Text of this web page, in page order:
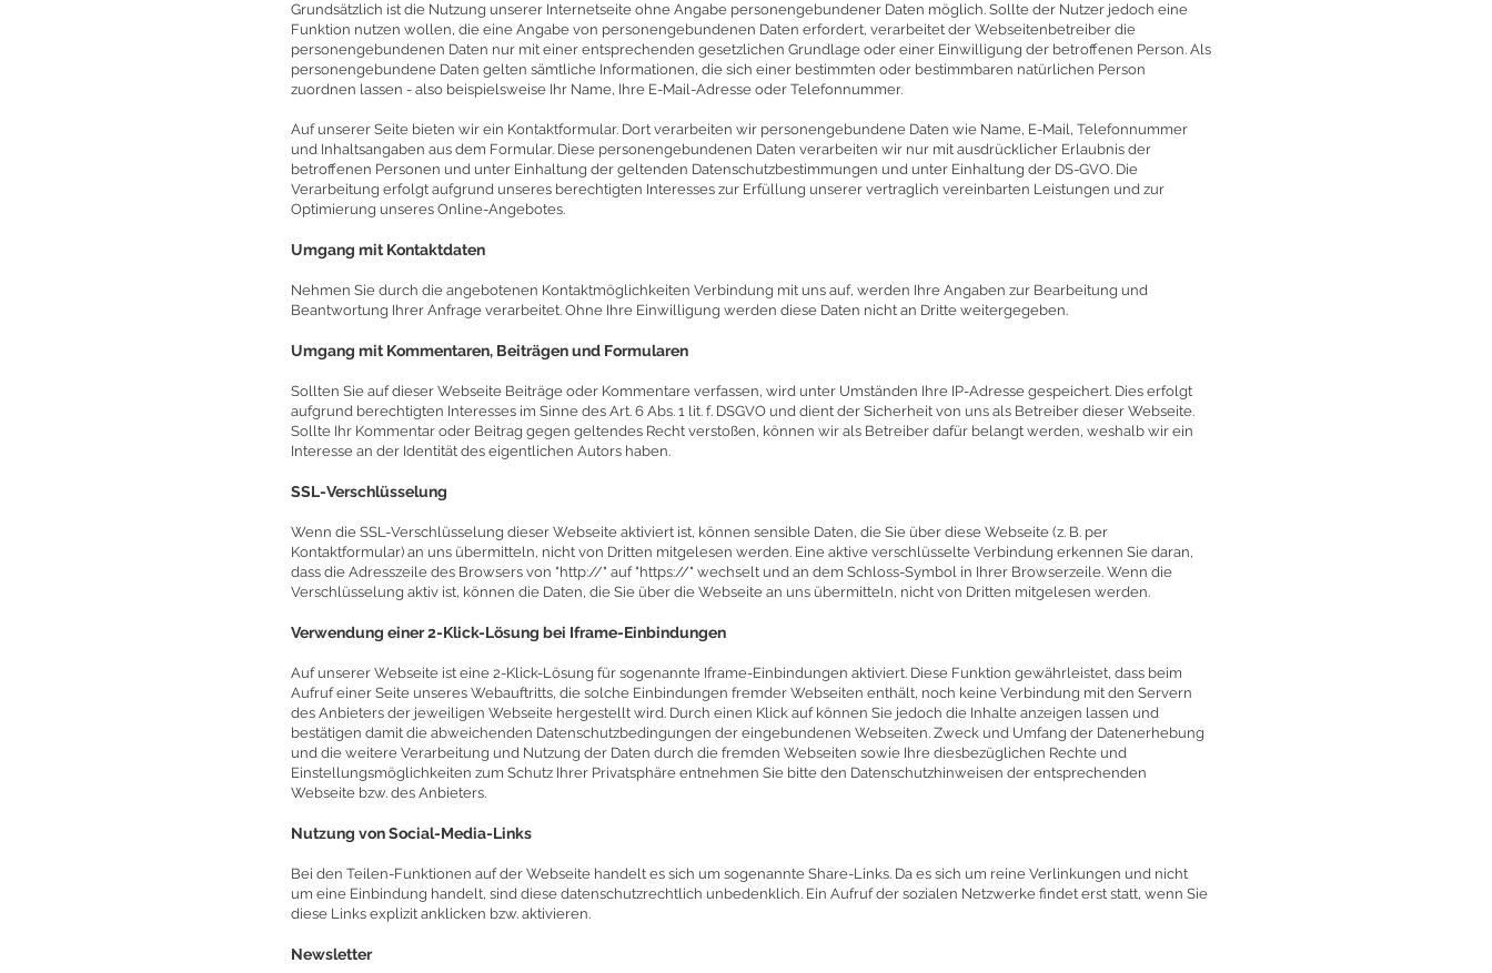
Grundsätzlich ist die Nutzung unserer Internetseite ohne Angabe personengebundener Daten möglich. Sollte der Nutzer jedoch eine
Funktion nutzen wollen, die eine Angabe von personengebundenen Daten erfordert, verarbeitet der Webseitenbetreiber die
personengebundenen Daten nur mit einer entsprechenden gesetzlichen Grundlage oder einer Einwilligung der betroffenen Person. Als
personengebundene Daten gelten sämtliche Informationen, die sich einer bestimmten oder bestimmbaren natürlichen Person
zuordnen lassen - also beispielsweise Ihr Name, Ihre E-Mail-Adresse oder Telefonnummer.
Auf unserer Seite bieten wir ein Kontaktformular. Dort verarbeiten wir personengebundene Daten wie Name, E-Mail, Telefonnummer
und Inhaltsangaben aus dem Formular. Diese personengebundenen Daten verarbeiten wir nur mit ausdrücklicher Erlaubnis der
betroffenen Personen und unter Einhaltung der geltenden Datenschutzbestimmungen und unter Einhaltung der DS-GVO. Die
Verarbeitung erfolgt aufgrund unseres berechtigten Interesses zur Erfüllung unserer vertraglich vereinbarten Leistungen und zur
Optimierung unseres Online-Angebotes.
Umgang mit Kontaktdaten
Nehmen Sie durch die angebotenen Kontaktmöglichkeiten Verbindung mit uns auf, werden Ihre Angaben zur Bearbeitung und
Beantwortung Ihrer Anfrage verarbeitet. Ohne Ihre Einwilligung werden diese Daten nicht an Dritte weitergegeben.
Umgang mit Kommentaren, Beiträgen und Formularen
Sollten Sie auf dieser Webseite Beiträge oder Kommentare verfassen, wird unter Umständen Ihre IP-Adresse gespeichert. Dies erfolgt
aufgrund berechtigten Interesses im Sinne des Art. 6 Abs. 1 lit. f. DSGVO und dient der Sicherheit von uns als Betreiber dieser Webseite.
Sollte Ihr Kommentar oder Beitrag gegen geltendes Recht verstoßen, können wir als Betreiber dafür belangt werden, weshalb wir ein
Interesse an der Identität des eigentlichen Autors haben.
SSL-Verschlüsselung
Wenn die SSL-Verschlüsselung dieser Webseite aktiviert ist, können sensible Daten, die Sie über diese Webseite (z. B. per
Kontaktformular) an uns übermitteln, nicht von Dritten mitgelesen werden. Eine aktive verschlüsselte Verbindung erkennen Sie daran,
dass die Adresszeile des Browsers von "http://" auf "https://" wechselt und an dem Schloss-Symbol in Ihrer Browserzeile. Wenn die
Verschlüsselung aktiv ist, können die Daten, die Sie über die Webseite an uns übermitteln, nicht von Dritten mitgelesen werden.
Verwendung einer 2-Klick-Lösung bei Iframe-Einbindungen
Auf unserer Webseite ist eine 2-Klick-Lösung für sogenannte Iframe-Einbindungen aktiviert. Diese Funktion gewährleistet, dass beim
Aufruf einer Seite unseres Webauftritts, die solche Einbindungen fremder Webseiten enthält, noch keine Verbindung mit den Servern
des Anbieters der jeweiligen Webseite hergestellt wird. Durch einen Klick auf können Sie jedoch die Inhalte anzeigen lassen und
bestätigen damit die abweichenden Datenschutzbedingungen der eingebundenen Webseiten. Zweck und Umfang der Datenerhebung
und die weitere Verarbeitung und Nutzung der Daten durch die fremden Webseiten sowie Ihre diesbezüglichen Rechte und
Einstellungsmöglichkeiten zum Schutz Ihrer Privatsphäre entnehmen Sie bitte den Datenschutzhinweisen der entsprechenden
Webseite bzw. des Anbieters.
Nutzung von Social-Media-Links
Bei den Teilen-Funktionen auf der Webseite handelt es sich um sogenannte Share-Links. Da es sich um reine Verlinkungen und nicht
um eine Einbindung handelt, sind diese datenschutzrechtlich unbedenklich. Ein Aufruf der sozialen Netzwerke findet erst statt, wenn Sie
diese Links explizit anklicken bzw. aktivieren.
Newsletter